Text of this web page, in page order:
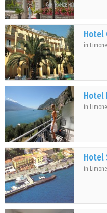
Hotel
in Limone
Hotel
in Limone
Hotel
in Limone